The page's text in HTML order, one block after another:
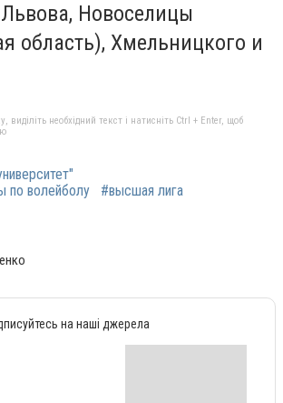
Новоселицы
область), Хмельницкого и
необхідний текст і натисніть Ctrl + Enter, щоб
по волейболу
#высшая лига
на наші джерела